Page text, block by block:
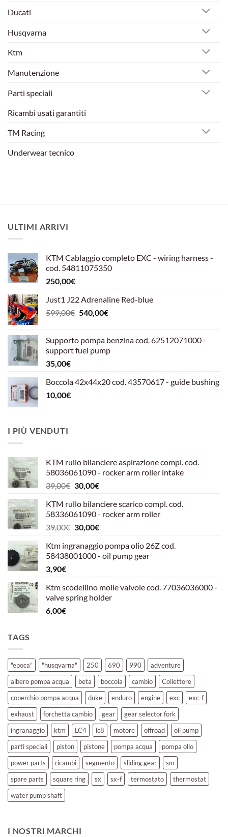
Ducati
Husqvarna
Ktm
Manutenzione
Parti speciali
Ricambi usati garantiti
TM Racing
Underwear tecnico
ULTIMI ARRIVI
KTM Cablaggio completo EXC - wiring harness -
cod. 54811075350
250,00€
Just1 J22 Adrenaline Red-blue
599,00€ Il
era:
599,00€.
540,00€Il
è:
540,00€.
Supporto pompa benzina cod. 62512071000 -
support fuel pump
35,00€
Boccola 42x44x20 cod. 43570617 - guide bushing
10,00€
I PIÙ VENDUTI
KTM rullo bilanciere aspirazione compl. cod.
58036061090 - rocker arm roller intake
39,00€ Il
originale
era:
39,00€.
30,00€Il
attuale
è:
30,00€.
KTM rullo bilanciere scarico compl. cod.
58336061090 - rocker arm roller
39,00€ Il
originale
era:
30,00€Il
attuale
è:
Ktm ingranaggio pompa olio 26Z cod.
58438001000 - oil pump gear
3,90€
Ktm scodellino molle valvole cod. 77036036000 -
valve spring holder
6,00€
TAGS
"epoca" "husqvarna" 250 690 990
adventure
albero pompa acqua
beta boccola cambio
Collettore
coperchio pompa acqua
duke enduro engine exc
exc-f
exhaust
forchetta cambio gear
gear selector fork
ingranaggio
ktm LC4 lc8 motore offroad
oil pump
parti speciali
piston pistone pompa acqua
pompa olio
power parts
ricambi segmento sliding gear
sm
spare parts
square ring sx sx-f termostato
thermostat
water pump shaft
I NOSTRI MARCHI